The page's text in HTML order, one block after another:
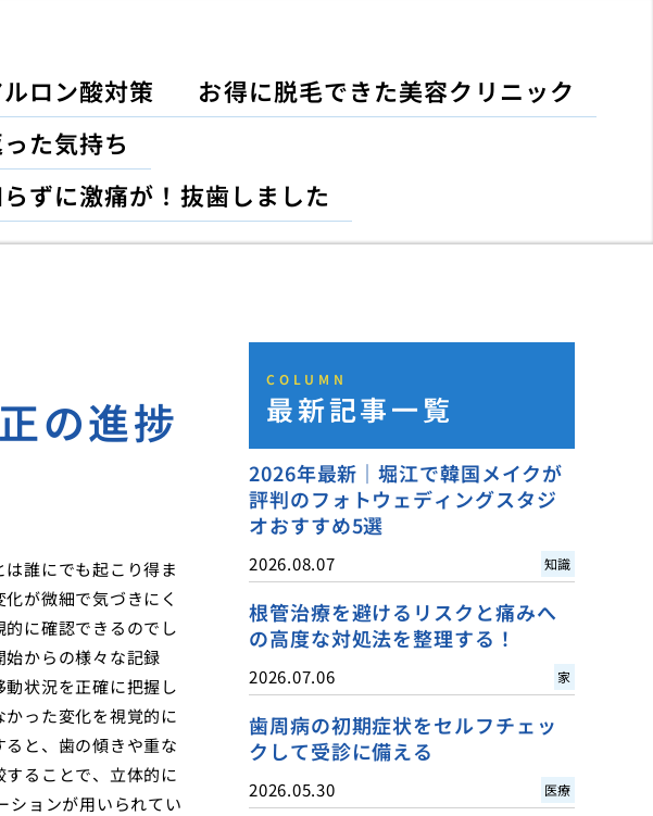
ロン酸対策
お得に脱毛できた美容クリニック
た気持ち
ずに激痛が！抜歯しました
の進捗
誰にでも起こり得ま
が微細で気づきにく
に確認できるのでし
からの様々な記録
状況を正確に把握し
った変化を視覚的に
と、歯の傾きや重な
ることで、立体的に
ションが用いられてい
COLUMN
最新記事一覧
2026年最新｜堀江で韓国メイクが
評判のフォトウェディングスタジ
オおすすめ5選
2026.08.07 知識
根管治療を避けるリスクと痛みへ
の高度な対処法を整理する！
2026.07.06 家
歯周病の初期症状をセルフチェッ
クして受診に備える
2026.05.30 医療